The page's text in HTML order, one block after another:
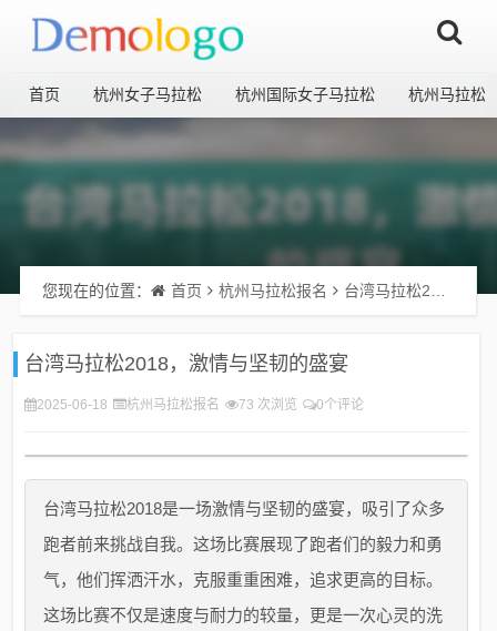
首页 杭州女子马拉松 杭州国际女子马拉松 杭州马拉松
您现在的位置： 首页 杭州马拉松报名 台湾马拉松2018，激情与坚韧的盛宴
台湾马拉松2018，激情与坚韧的盛宴
2025-06-18 杭州马拉松报名 73 次浏览 0个评论
台湾马拉松2018是一场激情与坚韧的盛宴，吸引了众多
跑者前来挑战自我。这场比赛展现了跑者们的毅力和勇
气，他们挥洒汗水，克服重重困难，追求更高的目标。
这场比赛不仅是速度与耐力的较量，更是一次心灵的洗